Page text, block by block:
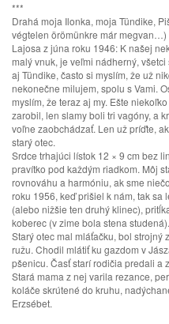
***
Drahá moja Ilonka, moja Tündike,
végtelen örömünkre már
Lajosa z júna roku 1946: K našej
malý vnuk, je veľmi nádherný,
aj Tündike, často si myslím, že už
nekonečne milujem, spolu s Vami.
myslím, že teraz aj my. Ešte
zarobil, len slamy boli tri vagóny, a
voľne zaobchádzať. Len už príďte,
starý otec.
Srdce trhajúci lístok 12 × 9 cm bez
pravítko pod každým riadkom. Môj
rovnováhu a harmóniu, ak sme
roku 1956, keď prišiel k nám, tak sa
(alebo nižšie ten druhý klinec),
koberec (v zime bola stena studená).
Starý otec mal mláťačku, bol strojný
ružu. Chodil mlátiť ku gazdom v
pšenicu. Časť starí rodičia predali a
Stará mama z nej varila rezance,
koláče skrútené do kruhu,
Erzsébet.